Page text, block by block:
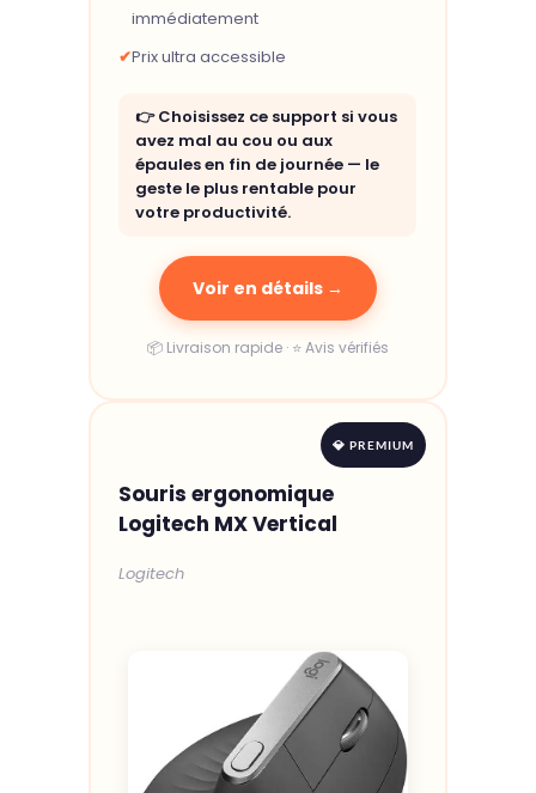
immédiatement
✔Prix ultra accessible
👉 Choisissez ce support si vous
avez mal au cou ou aux
épaules en fin de journée — le
geste le plus rentable pour
votre productivité.
Voir en détails →
📦 Livraison rapide · ⭐ Avis vérifiés
💎 PREMIUM
Souris ergonomique
Logitech MX Vertical
Logitech